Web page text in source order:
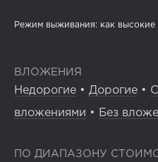
Режим выживания: как высокие
ВЛОЖЕНИЯ
Недорогие • Дорогие •
вложениями • Без
ПО ДИАПАЗОНУ